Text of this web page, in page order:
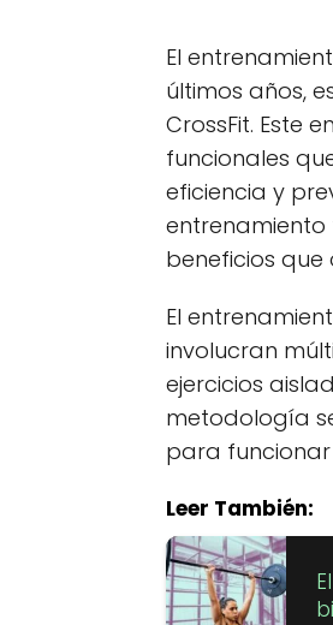
El
últimos años,
CrossFit. Este
funcionales
eficiencia y
entrenamiento
beneficios que
El
involucran
ejercicios
metodología
para
Leer También: